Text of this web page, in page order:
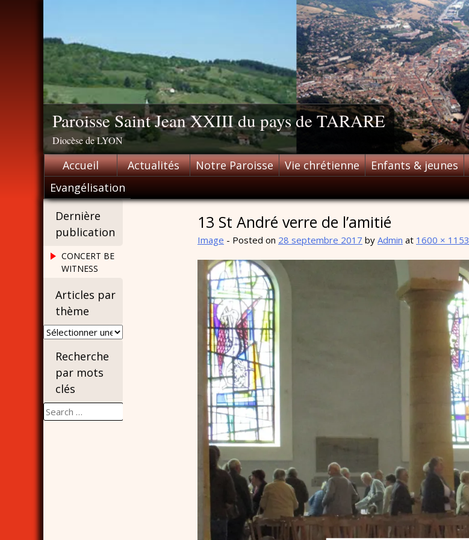
Paroisse Saint Jean XXIII du pays de TARARE
Diocèse de LYON
Accueil Actualités Notre Paroisse Vie chrétienne Enfants & jeunes
Evangélisation
13 St André verre de l’amitié
Image - Posted on 28 septembre 2017 by Admin at 1600 × 1153
Dernière
publication
CONCERT BE
WITNESS
Articles par
thème
Articles
thème
Recherche
par mots
clés
Search
for: